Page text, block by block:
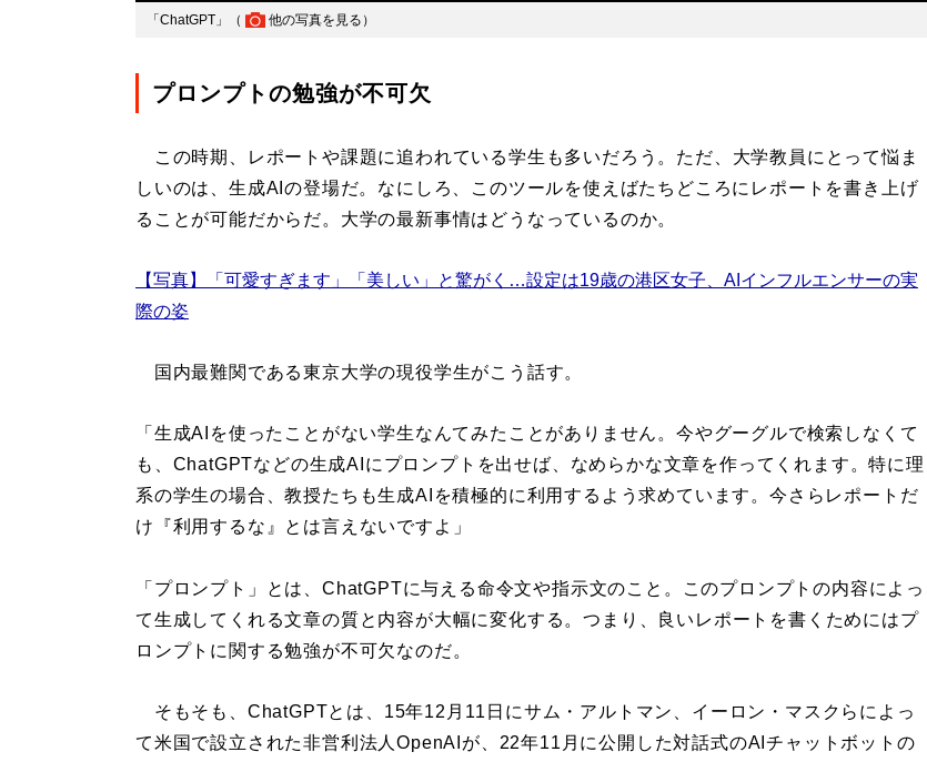
「ChatGPT」（ 他の写真を見る ）
プロンプトの勉強が不可欠
この時期、レポートや課題に追われている学生も多いだろう。ただ、大学教員にとって悩ま
しいのは、生成AIの登場だ。なにしろ、このツールを使えばたちどころにレポートを書き上げ
ることが可能だからだ。大学の最新事情はどうなっているのか。
【写真】「可愛すぎます」「美しい」と驚がく…設定は19歳の港区女子、AIインフルエンサーの実
際の姿
国内最難関である東京大学の現役学生がこう話す。
「生成AIを使ったことがない学生なんてみたことがありません。今やグーグルで検索しなくて
も、ChatGPTなどの生成AIにプロンプトを出せば、なめらかな文章を作ってくれます。特に理
系の学生の場合、教授たちも生成AIを積極的に利用するよう求めています。今さらレポートだ
け『利用するな』とは言えないですよ」
「プロンプト」とは、ChatGPTに与える命令文や指示文のこと。このプロンプトの内容によっ
て生成してくれる文章の質と内容が大幅に変化する。つまり、良いレポートを書くためにはプ
ロンプトに関する勉強が不可欠なのだ。
そもそも、ChatGPTとは、15年12月11日にサム・アルトマン、イーロン・マスクらによっ
て米国で設立された非営利法人OpenAIが、22年11月に公開した対話式のAIチャットボットの